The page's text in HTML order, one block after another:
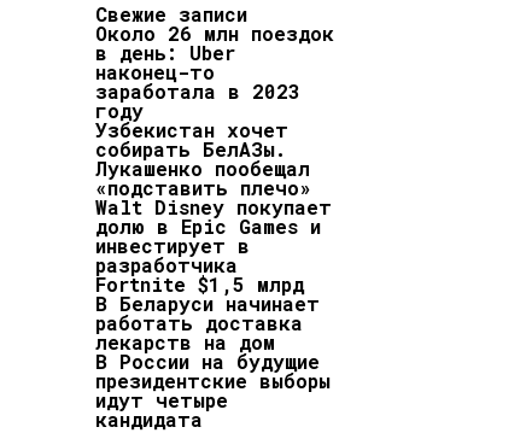
Свежие записи
Около 26 млн поездок
в день: Uber
наконец-то
заработала в 2023
году
Узбекистан хочет
собирать БелАЗы.
Лукашенко пообещал
«подставить плечо»
Walt Disney покупает
долю в Epic Games и
инвестирует в
разработчика
Fortnite $1,5 млрд
В Беларуси начинает
работать доставка
лекарств на дом
В России на будущие
президентские выборы
идут четыре
кандидата